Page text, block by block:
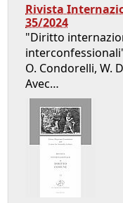
Rivista
35/2024
"Diritto
O. Condorelli, W.
Avec…